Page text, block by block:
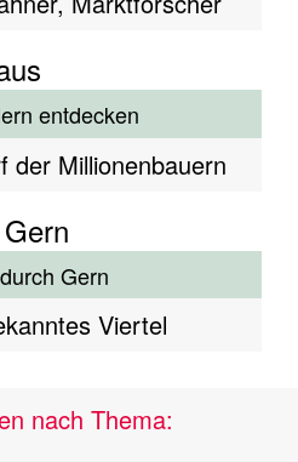
entdecken
der Millionenbauern
Gern
Viertel
nach Thema: